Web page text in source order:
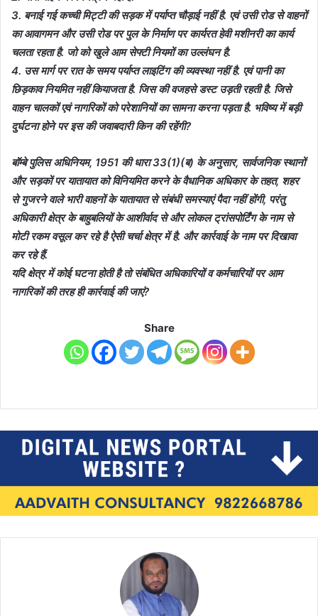
3. बनाई गई कच्ची मिट्टी की सड़क में पर्याप्त चौड़ाई नहीं है. एवं उसी रोड से वाहनों
का आवागमन और उसी रोड पर पुल के निर्माण पर कार्यरत हेवी मशीनरी का कार्य
चलता रहता है. जो को खुले आम सेफ्टी नियमों का उल्लंघन है.
4. उस मार्ग पर रात के समय पर्याप्त लाइटिंग की व्यवस्था नहीं है. एवं पानी का
छिड़काव नियमित नहीं कियाजता है. जिस की वजहसे डस्ट उड़ती रहती है. जिसे
वाहन चालकों एवं नागरिकों को परेशानियों का सामना करना पड़ता है. भविष्य में बड़ी
दुर्घटना होने पर इस की जवाबदारी किन की रहेंगी?
बॉम्बे पुलिस अधिनियम, 1951 की धारा 33(1)(ब) के अनुसार, सार्वजनिक स्थानों
और सड़कों पर यातायात को विनियमित करने के वैधानिक अधिकार के तहत, शहर
से गुजरने वाले भारी वाहनों के यातायात से संबंधी समस्याएं पैदा नहीं होंगी, परंतु
अधिकारी क्षेत्र के बाहुबलियों के आशीर्वाद से और लोकल ट्रांसपोर्टिंग के नाम से
मोटी रकम वसूल कर रहे है ऐसी चर्चा क्षेत्र में है. और कार्रवाई के नाम पर दिखावा
कर रहे हैं.
यदि क्षेत्र में कोई घटना होती है तो संबंधित अधिकारियों व कर्मचारियों पर आम
नागरिकों की तरह ही कार्रवाई की जाएं?
Share